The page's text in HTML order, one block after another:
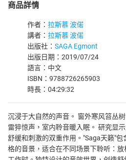
商品詳情
作者： 拉斯慕 波偌
講者： 拉斯慕 波偌
出版社： SAGA Egmont
出版日期：2019/07/24
語言：中文
ISBN：9788726265903
時長：04:29:32
沉浸于大自然的声音。 窗外寒风笞丛
雷猝惊声，室内聆音暖入眠。 研究显
舒缓和刺激的双重作用。"Saga天籁"
格的音景，适合在不同场景下聆听：